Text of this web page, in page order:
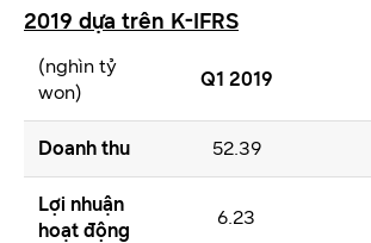
2019 dựa trên K-IFRS
(nghìn tỷ
won)
Q1 2019
Doanh thu 52.39
Lợi nhuận
hoạt động
6.23